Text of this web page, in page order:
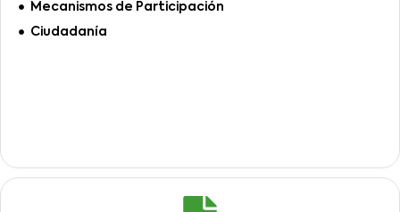
Mecanismos de Participación
Ciudadanía